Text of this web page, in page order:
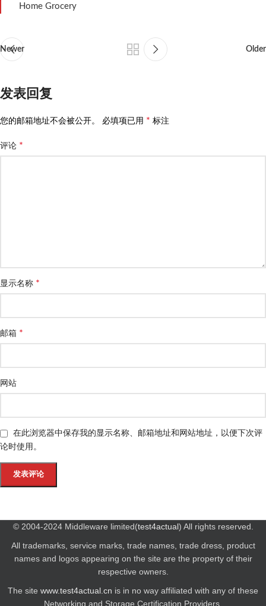
Home Grocery
Newer Older
发表回复
您的邮箱地址不会被公开。 必填项已用 * 标注
评论 *
显示名称 *
邮箱 *
网站
在此浏览器中保存我的显示名称、邮箱地址和网站地址，以便下次评
论时使用。
© 2004-2024 Middleware limited(test4actual) All rights reserved.
All trademarks, service marks, trade names, trade dress, product
names and logos appearing on the site are the property of their
respective owners.
The site www.test4actual.cn is in no way affiliated with any of these
Networking and Storage Certification Providers.